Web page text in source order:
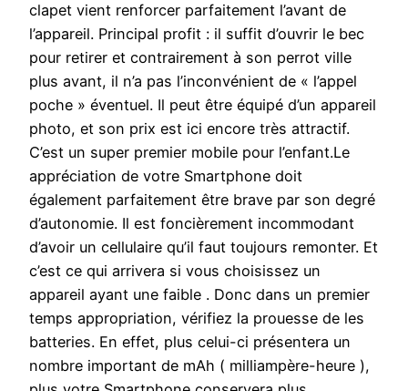
clapet vient renforcer parfaitement l’avant de
l’appareil. Principal profit : il suffit d’ouvrir le bec
pour retirer et contrairement à son perrot ville
plus avant, il n’a pas l’inconvénient de « l’appel
poche » éventuel. Il peut être équipé d’un appareil
photo, et son prix est ici encore très attractif.
C’est un super premier mobile pour l’enfant.Le
appréciation de votre Smartphone doit
également parfaitement être brave par son degré
d’autonomie. Il est foncièrement incommodant
d’avoir un cellulaire qu’il faut toujours remonter. Et
c’est ce qui arrivera si vous choisissez un
appareil ayant une faible . Donc dans un premier
temps appropriation, vérifiez la prouesse de les
batteries. En effet, plus celui-ci présentera un
nombre important de mAh ( milliampère-heure ),